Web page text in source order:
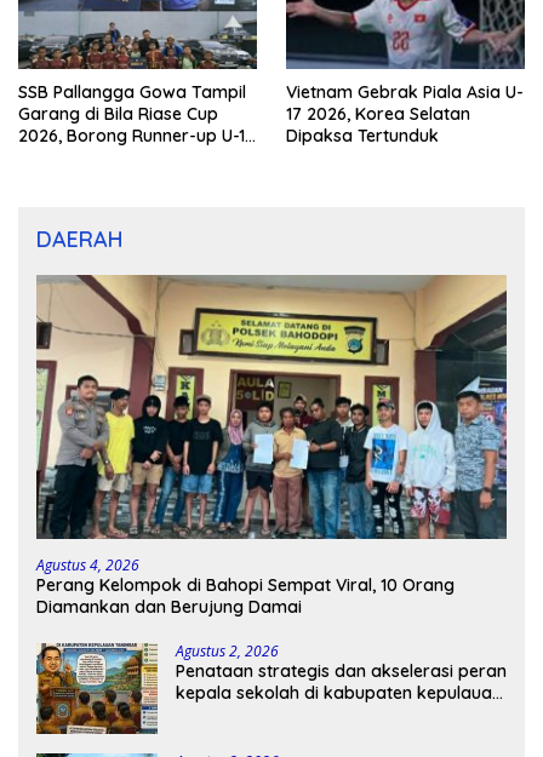
SSB Pallangga Gowa Tampil
Garang di Bila Riase Cup
2026, Borong Runner-up U-10
Vietnam Gebrak Piala Asia U-
17 2026, Korea Selatan
Dipaksa Tertunduk
DAERAH
Agustus 4, 2026
Perang Kelompok di Bahopi Sempat Viral, 10 Orang
Diamankan dan Berujung Damai
Agustus 2, 2026
Penataan strategis dan akselerasi peran
kepala sekolah di kabupaten kepulauan